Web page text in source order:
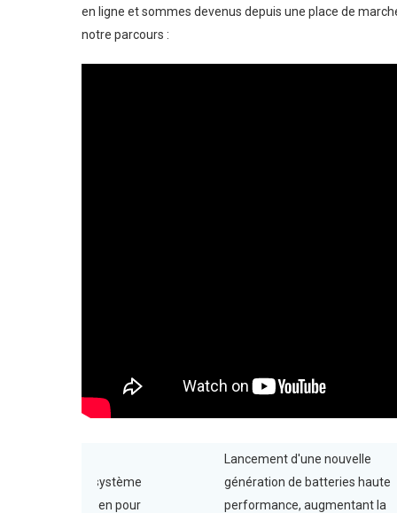
en ligne et sommes devenus depuis une place de
notre parcours :
Optimisation du système
logistique européen pour
Lancement d'une nouvelle
génération de batteries haute
performance, augmentant la